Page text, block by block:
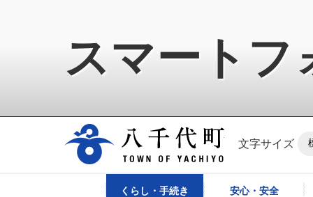
スマートフ
八千代町公式ホ
文字サイズ
くらし・手続き 安心・安全